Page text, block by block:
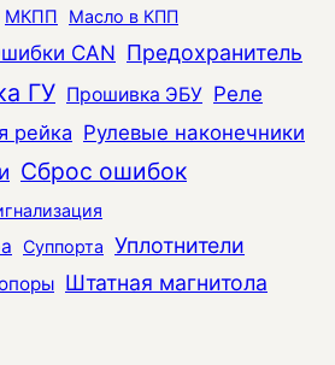
МКПП Масло в КПП
CAN Предохранитель
ГУ Прошивка ЭБУ Реле
рейка Рулевые наконечники
Сброс ошибок
Суппорта Уплотнители
Штатная магнитола